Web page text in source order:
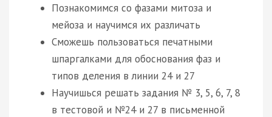
Познакомимся со фазами митоза и
мейоза и научимся их различать
Сможешь пользоваться печатными
шпаргалками для обоснования фаз и
типов деления в линии 24 и 27
Научишься решать задания № 3, 5, 6, 7, 8
в тестовой и №24 и 27 в письменной